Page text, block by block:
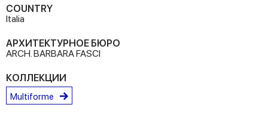
COUNTRY
Italia
АРХИТЕКТУРНОЕ БЮРО
ARCH. BARBARA FASCI
КОЛЛЕКЦИИ
Multiforme